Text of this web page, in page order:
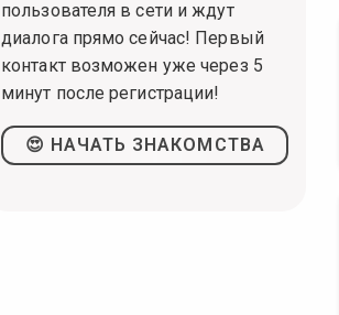
пользователя в сети и ждут
диалога прямо сейчас! Первый
контакт возможен уже через 5
минут после регистрации!
😍 НАЧАТЬ ЗНАКОМСТВА